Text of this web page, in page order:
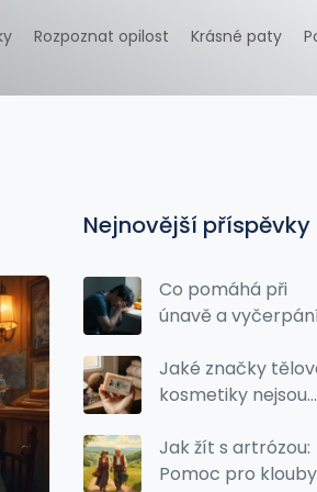
Rozpoznat opilost Krásné paty
Nejnovější příspěvky
Co pomáhá při
únavě a
a osvědčené tipy
Jaké značky
kosmetiky nejsou
zvířatech?
Jak žít s artrózou:
Pomoc pro klouby